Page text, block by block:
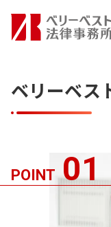
ベリーベス
POINT 01